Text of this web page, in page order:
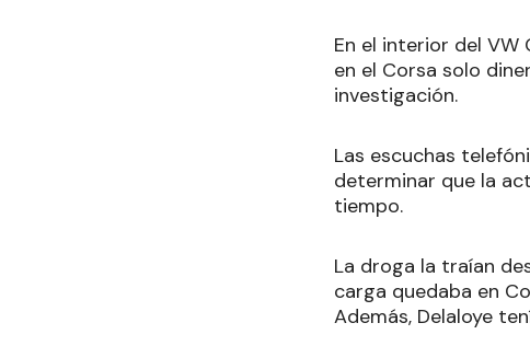
En el interior del VW
en el Corsa solo
investigación.
Las escuchas
determinar que la
tiempo.
La droga la traían
carga quedaba en
Además, Delaloye